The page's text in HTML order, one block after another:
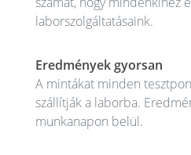
laborszolgáltatásaink.
Eredmények gyorsan
A mintákat minden
szállítják a laborba.
munkanapon belül.